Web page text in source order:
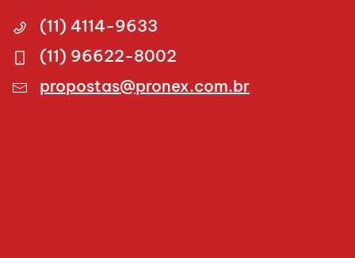
(11) 4114-9633
(11) 96622-8002
propostas@pronex.com.br